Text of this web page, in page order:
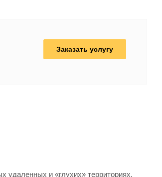
Заказать услугу
удаленных и «глухих» территориях.